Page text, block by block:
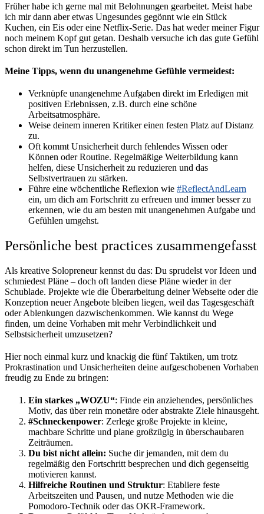
Früher habe ich gerne mal mit Belohnungen gearbeitet. Meist habe
ich mir dann aber etwas Ungesundes gegönnt wie ein Stück
Kuchen, ein Eis oder eine Netflix-Serie. Das hat weder meiner Figur
noch meinem Kopf gut getan. Deshalb versuche ich das gute Gefühl
schon direkt im Tun herzustellen.
Meine Tipps, wenn du unangenehme Gefühle vermeidest:
Verknüpfe unangenehme Aufgaben direkt im Erledigen mit
positiven Erlebnissen, z.B. durch eine schöne
Arbeitsatmosphäre.
Weise deinem inneren Kritiker einen festen Platz auf Distanz
zu.
Oft kommt Unsicherheit durch fehlendes Wissen oder
Können oder Routine. Regelmäßige Weiterbildung kann
helfen, diese Unsicherheit zu reduzieren und das
Selbstvertrauen zu stärken.
Führe eine wöchentliche Reflexion wie #ReflectAndLearn
ein, um dich am Fortschritt zu erfreuen und immer besser zu
erkennen, wie du am besten mit unangenehmen Aufgabe und
Gefühlen umgehst.
Persönliche best practices zusammengefasst
Als kreative Solopreneur kennst du das: Du sprudelst vor Ideen und
schmiedest Pläne – doch oft landen diese Pläne wieder in der
Schublade. Projekte wie die Überarbeitung deiner Webseite oder die
Konzeption neuer Angebote bleiben liegen, weil das Tagesgeschäft
oder Ablenkungen dazwischenkommen. Wie kannst du Wege
finden, um deine Vorhaben mit mehr Verbindlichkeit und
Selbstsicherheit umzusetzen?
Hier noch einmal kurz und knackig die fünf Taktiken, um trotz
Prokrastination und Unsicherheiten deine aufgeschobenen Vorhaben
freudig zu Ende zu bringen:
Ein starkes „WOZU“: Finde ein anziehendes, persönliches
Motiv, das über rein monetäre oder abstrakte Ziele hinausgeht.
#Schneckenpower: Zerlege große Projekte in kleine,
machbare Schritte und plane großzügig in überschaubaren
Zeiträumen.
Du bist nicht allein: Suche dir jemanden, mit dem du
regelmäßig den Fortschritt besprechen und dich gegenseitig
motivieren kannst.
Hilfreiche Routinen und Struktur: Etabliere feste
Arbeitszeiten und Pausen, und nutze Methoden wie die
Pomodoro-Technik oder das OKR-Framework.